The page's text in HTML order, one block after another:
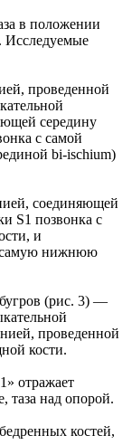
в положении
Исследуемые
проведенной
середину
с самой
bi-ischium)
соединяющей
S1 позвонка с
и
самую нижнюю
(рис. 3) —
проведенной
кости.
отражает
таза над опорой.
костей,